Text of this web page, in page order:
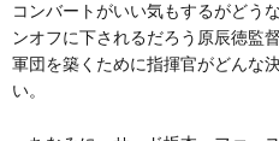
コンバートがいい気もするがどう
ンオフに下されるだろう原辰徳監
軍団を築くために指揮官がどんな
い。